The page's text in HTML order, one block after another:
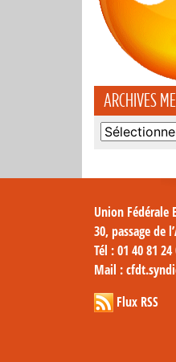
ARCHIVES
Archives
Union Fédérale
30, passage de
Tél : 01 40 81 24
Mail :
Flux RSS